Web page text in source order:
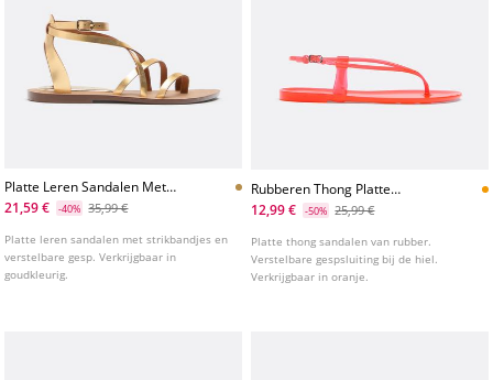
Platte Leren Sandalen Met
Strikbandjes
21,59 € -40% 35,99 €
Platte leren sandalen met strikbandjes en
verstelbare gesp. Verkrijgbaar in
goudkleurig.
Rubberen Thong Platte
Sandalen
12,99 € -50% 25,99 €
Platte thong sandalen van rubber.
Verstelbare gespsluiting bij de hiel.
Verkrijgbaar in oranje.